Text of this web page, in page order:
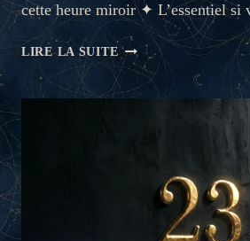
cette heure miroir ✦ L’essentiel si
LIRE LA SUITE13H31
SIGNIFICATION
:
VOTRE